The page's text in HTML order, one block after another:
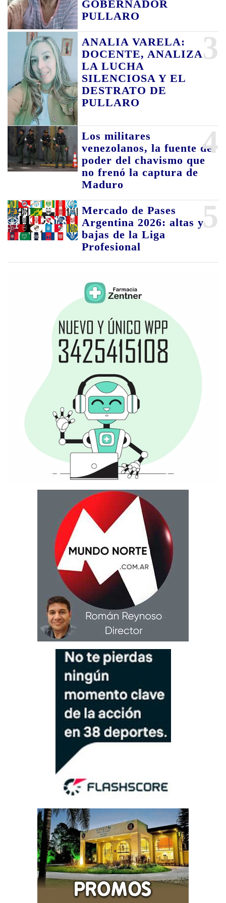
GOBERNADOR
PULLARO
3
ANALIA VARELA:
DOCENTE, ANALIZA
LA LUCHA
SILENCIOSA Y EL
DESTRATO DE
PULLARO
4
Los militares
venezolanos, la fuente de
poder del chavismo que
no frenó la captura de
Maduro
5
Mercado de Pases
Argentina 2026: altas y
bajas de la Liga
Profesional